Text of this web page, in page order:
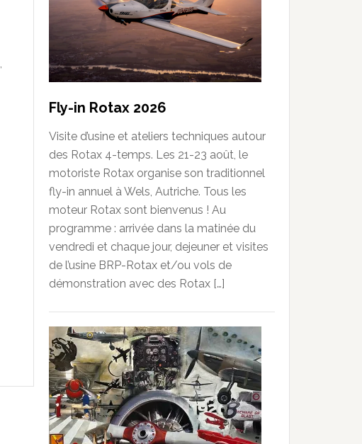
Fly-in Rotax 2026
Visite d’usine et ateliers techniques autour
des Rotax 4-temps. Les 21-23 août, le
motoriste Rotax organise son traditionnel
fly-in annuel à Wels, Autriche. Tous les
moteur Rotax sont bienvenus ! Au
programme : arrivée dans la matinée du
vendredi et chaque jour, dejeuner et visites
de l’usine BRP-Rotax et/ou vols de
démonstration avec des Rotax […]